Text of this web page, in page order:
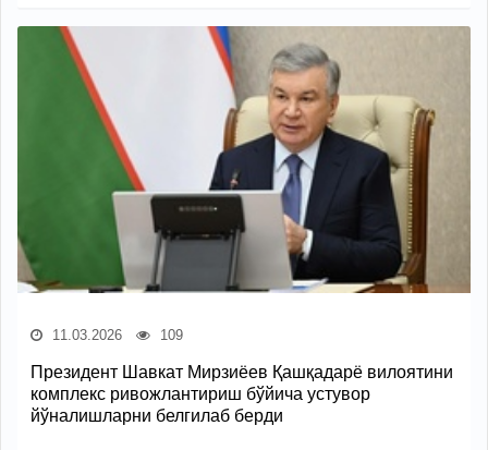
11.03.2026 109
Президент Шавкат Мирзиёев Қашқадарё вилоятини
комплекс ривожлантириш бўйича устувор
йўналишларни белгилаб берди